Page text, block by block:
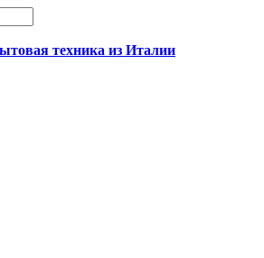
техника из Италии